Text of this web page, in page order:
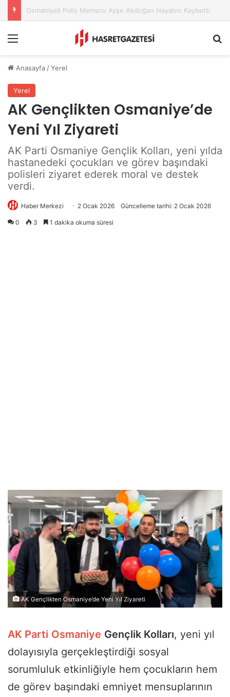
Osmaniye Belediyesi’nden Sahte Aramalara Kritik Uyarı
Anasayfa /Yerel
Yerel
AK Gençlikten Osmaniye’de
Yeni Yıl Ziyareti
AK Parti Osmaniye Gençlik Kolları, yeni yılda
hastanedeki çocukları ve görev başındaki
polisleri ziyaret ederek moral ve destek
verdi.
Haber Merkezi 2 Ocak 2026 Güncelleme tarihi: 2 Ocak 2026
0 3 1 dakika okuma süresi
AK Gençlikten Osmaniye’de Yeni Yıl Ziyareti
AK Parti Osmaniye Gençlik Kolları, yeni yıl
dolayısıyla gerçekleştirdiği sosyal
sorumluluk etkinliğiyle hem çocukların hem
de görev başındaki emniyet mensuplarının